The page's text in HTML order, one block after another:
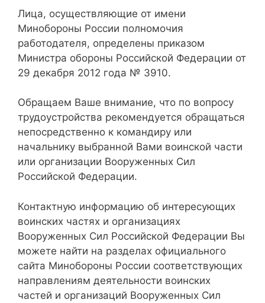
Лица, осуществляющие от имени
Минобороны России полномочия
работодателя, определены приказом
Министра обороны Российской Федерации от
29 декабря 2012 года № 3910.
Обращаем Ваше внимание, что по вопросу
трудоустройства рекомендуется обращаться
непосредственно к командиру или
начальнику выбранной Вами воинской части
или организации Вооруженных Сил
Российской Федерации.
Контактную информацию об интересующих
воинских частях и организациях
Вооруженных Сил Российской Федерации Вы
можете найти на разделах официального
сайта Минобороны России соответствующих
направлениям деятельности воинских
частей и организаций Вооруженных Сил